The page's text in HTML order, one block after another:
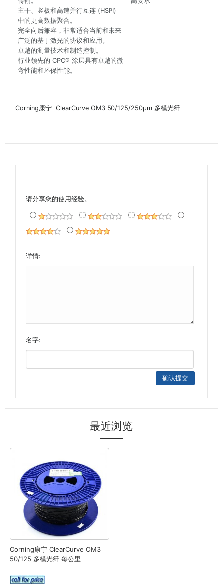
主干、竖板和高速并行互连 (HSPI)
中的更高数据聚合。
完全向后兼容，非常适合当前和未来
广泛的基于激光的协议和应用。
卓越的测量技术和制造控制。
行业领先的 CPC® 涂层具有卓越的微
弯性能和环保性能。
Corning康宁 ClearCurve OM3 50/125/250µm 多模光纤
请分享您的使用经验。
详情:
名字:
最近浏览
Corning康宁 ClearCurve OM3
50/125 多模光纤 每公里